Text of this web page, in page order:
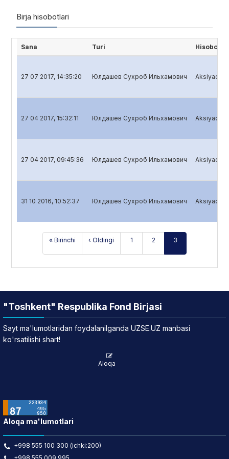
Birja hisobotlari
Sana Turi Hisobot
27 07 2017, 14:35:20 Юлдашев Сухроб Ильхамович
27 04 2017, 15:32:11 Юлдашев Сухроб Ильхамович
27 04 2017, 09:45:36 Юлдашев Сухроб Ильхамович
31 10 2016, 10:52:37 Юлдашев Сухроб Ильхамович
« Birinchi ‹ Oldingi 1 2 3
"Toshkent" Respublika Fond Birjasi
Sayt ma'lumotlaridan foydalanilganda UZSE.UZ manbasi
ko'rsatilishi shart!
Aloqa
Aloqa ma'lumotlari
+998 555 100 300 (ichki:200)